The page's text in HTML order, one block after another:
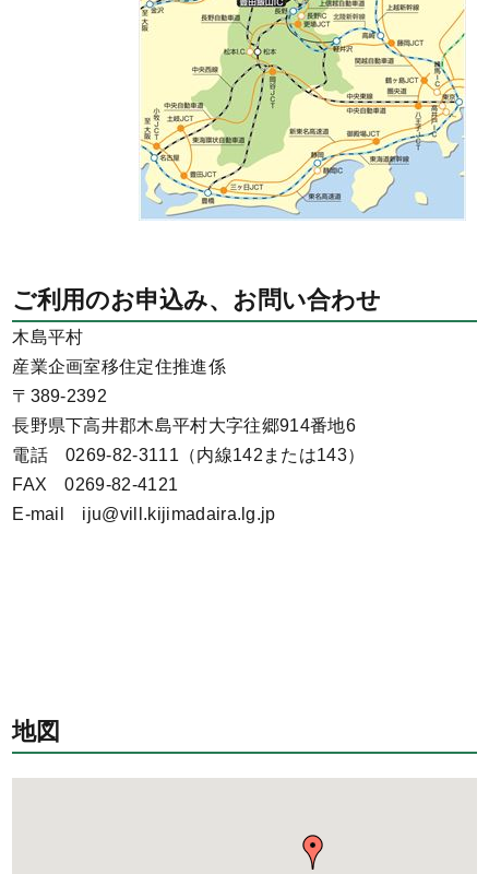
ご利用のお申込み、お問い合わせ
木島平村
産業企画室移住定住推進係
〒389-2392
長野県下高井郡木島平村大字往郷914番地6
電話 0269-82-3111（内線142または143）
FAX 0269-82-4121
E-mail iju@vill.kijimadaira.lg.jp
地図